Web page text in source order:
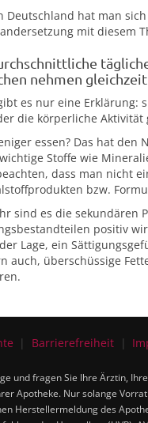
Deutschland hat man
mit diesem
nehmen
es nur eine Erklärung:
die körperliche
essen? Das hat
Stoffe wie
dass man nicht
bzw.
sind es die sekundären
positiv
Lage, ein
auch, überschüssige
Barrierefreiheit
und fragen Sie Ihre Ärztin,
Apotheke. Nur solange
Herstellermeldung des